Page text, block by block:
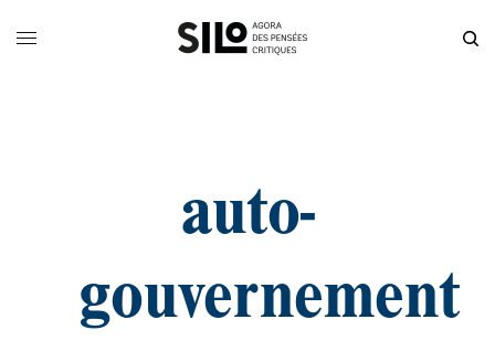
auto-
gouvernement